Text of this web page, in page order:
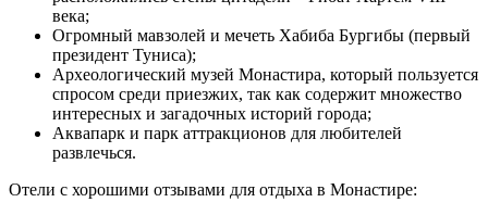
века;
Огромный мавзолей и мечеть Хабиба Бургибы (первый
президент Туниса);
Археологический музей Монастира, который пользуется
спросом среди приезжих, так как содержит множество
интересных и загадочных историй города;
Аквапарк и парк аттракционов для любителей
развлечься.
Отели с хорошими отзывами для отдыха в Монастире: